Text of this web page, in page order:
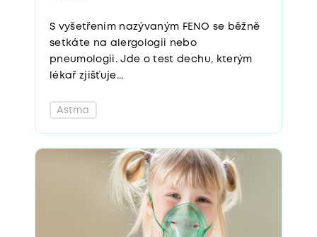
S vyšetřením nazývaným FENO se běžně
setkáte na alergologii nebo
pneumologii. Jde o test dechu, kterým
lékař zjišťuje...
Astma